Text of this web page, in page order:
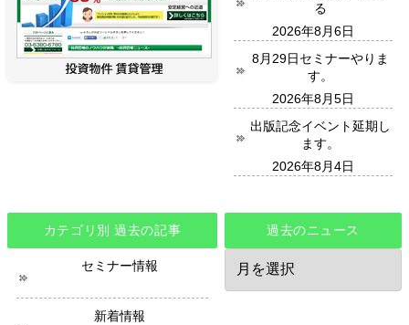
る
2026年8月6日
8月29日セミナーやりま
す。
2026年8月5日
出版記念イベント延期し
ます。
2026年8月4日
カテゴリ別 過去の記事
セミナー情報
新着情報
過去のニュース
の